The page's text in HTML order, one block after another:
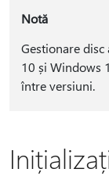
Notă
Gestionare
10 și Windows
între versiuni.